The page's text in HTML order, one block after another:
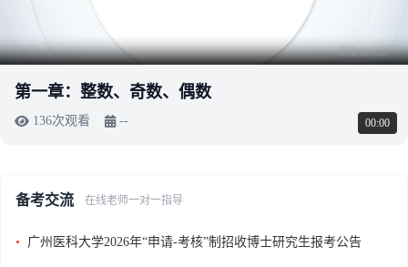
00:00
第一章：整数、奇数、偶数
136次观看 --
备考交流 在线老师一对一指导
• 广州医科大学2026年“申请-考核”制招收博士研究生报考公告